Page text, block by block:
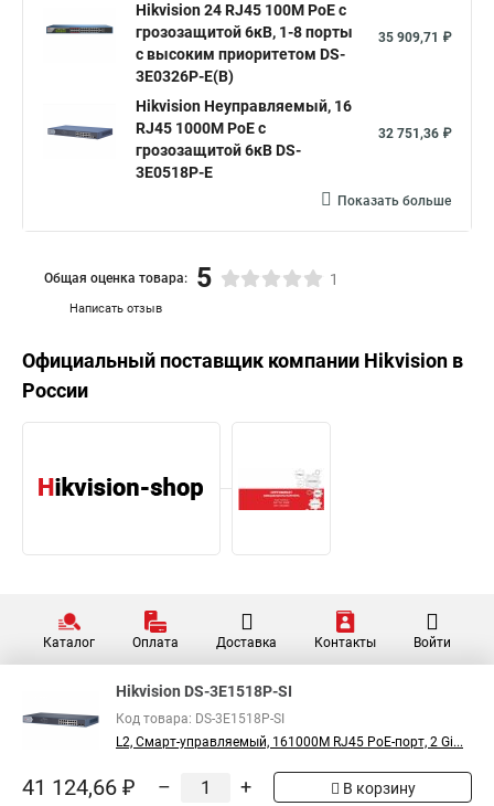
Hikvision 24 RJ45 100M PoE с
грозозащитой 6кВ, 1-8 порты
с высоким приоритетом DS-
3E0326P-E(B)
35 909,71 ₽
Hikvision Неуправляемый, 16
RJ45 1000M PoE с
грозозащитой 6кВ DS-
3E0518P-E
32 751,36 ₽
Показать больше
Написать отзыв
Общая оценка товара: 5 1
Официальный поставщик компании Hikvision в
России
Каталог Оплата Доставка Контакты Войти
Hikvision DS-3E1518P-SI
Код товара: DS-3E1518P-SI
L2, Смарт-управляемый, 161000M RJ45 PoE-порт, 2 Gi...
41 124,66 ₽ – + В корзину